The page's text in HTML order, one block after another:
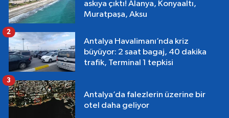
askıya çıktı! Alanya, Konyaaltı,
Muratpaşa, Aksu
Antalya Havalimanı’nda kriz
büyüyor: 2 saat bagaj, 40 dakika
trafik, Terminal 1 tepkisi
2
Antalya’da falezlerin üzerine bir
otel daha geliyor
3